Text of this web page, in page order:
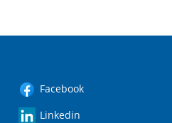
Facebook
Linkedin